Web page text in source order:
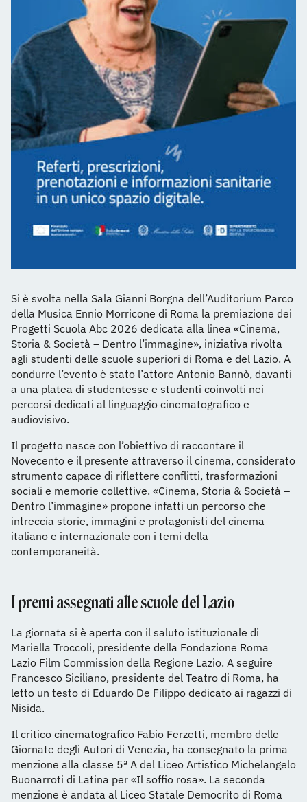
Si è svolta nella Sala Gianni Borgna dell’Auditorium Parco
della Musica Ennio Morricone di Roma la premiazione dei
Progetti Scuola Abc 2026 dedicata alla linea «Cinema,
Storia & Società – Dentro l’immagine», iniziativa rivolta
agli studenti delle scuole superiori di Roma e del Lazio. A
condurre l’evento è stato l’attore Antonio Bannò, davanti
a una platea di studentesse e studenti coinvolti nei
percorsi dedicati al linguaggio cinematografico e
audiovisivo.
Il progetto nasce con l’obiettivo di raccontare il
Novecento e il presente attraverso il cinema, considerato
strumento capace di riflettere conflitti, trasformazioni
sociali e memorie collettive. «Cinema, Storia & Società –
Dentro l’immagine» propone infatti un percorso che
intreccia storie, immagini e protagonisti del cinema
italiano e internazionale con i temi della
contemporaneità.
I premi assegnati alle scuole del Lazio
La giornata si è aperta con il saluto istituzionale di
Mariella Troccoli, presidente della Fondazione Roma
Lazio Film Commission della Regione Lazio. A seguire
Francesco Siciliano, presidente del Teatro di Roma, ha
letto un testo di Eduardo De Filippo dedicato ai ragazzi di
Nisida.
Il critico cinematografico Fabio Ferzetti, membro delle
Giornate degli Autori di Venezia, ha consegnato la prima
menzione alla classe 5ª A del Liceo Artistico Michelangelo
Buonarroti di Latina per «Il soffio rosa». La seconda
menzione è andata al Liceo Statale Democrito di Roma